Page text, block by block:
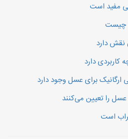
مفید است
چیست
دارد
دارد
ارگانیک برای عسل وجود دارد
را تعیین می‌کنند
است